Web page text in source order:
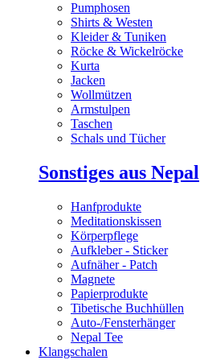
Pumphosen
Shirts & Westen
Kleider & Tuniken
Röcke & Wickelröcke
Kurta
Jacken
Wollmützen
Armstulpen
Taschen
Schals und Tücher
Sonstiges aus Nepal
Hanfprodukte
Meditationskissen
Körperpflege
Aufkleber - Sticker
Aufnäher - Patch
Magnete
Papierprodukte
Tibetische Buchhüllen
Auto-/Fensterhänger
Nepal Tee
Klangschalen